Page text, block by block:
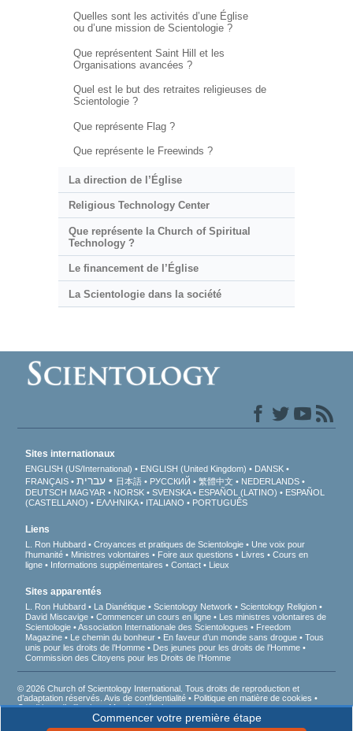
Quelles sont les activités d’une Église
ou d’une mission de Scientologie ?
Que représentent Saint Hill et les
Organisations avancées ?
Quel est le but des retraites religieuses de
Scientologie ?
Que représente Flag ?
Que représente le Freewinds ?
La direction de l’Église
Religious Technology Center
Que représente la Church of Spiritual
Technology ?
Le financement de l’Église
La Scientologie dans la société
Commencer votre première étape
Sites internationaux
ENGLISH (US/International) ENGLISH (United Kingdom)
DANSK
FRANÇAIS
עברית 日本語 РУССКИЙ 繁體中文
NEDERLANDS
DEUTSCH MAGYAR NORSK SVENSKA ESPAÑOL (LATINO)
ESPAÑOL
(CASTELLANO)
ΕΛΛΗΝΙΚA ITALIANO PORTUGUÊS
Liens
L. Ron Hubbard Croyances et pratiques de Scientologie
Une voix pour
l’humanité
Ministres volontaires Foire aux questions Livres
Cours en
ligne
Informations supplémentaires Contact Lieux
Sites apparentés
L. Ron Hubbard La Dianétique Scientology Network
Scientology Religion
David Miscavige
Commencer un cours en ligne
Les ministres volontaires de
Scientologie
Association Internationale des Scientologues
Freedom
Magazine
Le chemin du bonheur En faveur d’un monde sans drogue
Tous
unis pour les droits de l’Homme
Des jeunes pour les droits de l’Homme
Commission des Citoyens pour les Droits de l’Homme
© 2026 Church of Scientology International. Tous droits de reproduction et
d’adaptation réservés.Avis de confidentialité • Politique en matière de cookies •
Conditions d’utilisation•Mentions légales
D’après la loi française Informatique et Liberté du 6 janvier 1978, vous disposez